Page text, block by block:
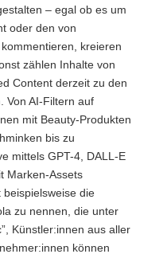
– egal ob es um
oder den von
kreieren
zählen Inhalte von
Content derzeit zu den
Von AI-Filtern auf
mit Beauty-Produkten
bis zu
mittels GPT-4, DALL-E
Marken-Assets
die
zu nennen, die unter
Künstler:innen aus aller
können